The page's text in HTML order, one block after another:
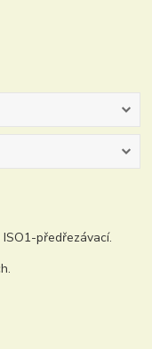
předřezávací.